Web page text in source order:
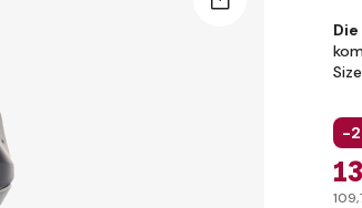
-2
109